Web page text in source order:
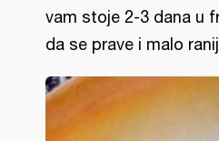
vam stoje 2-3 dana u
da se prave i malo